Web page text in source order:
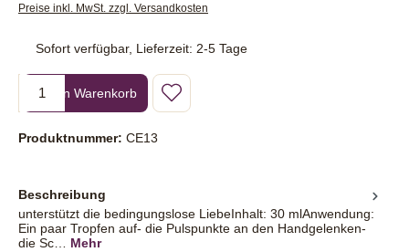
Preise inkl. MwSt. zzgl. Versandkosten
Sofort verfügbar, Lieferzeit: 2-5 Tage
Produkt Anzahl: Gib den gewünschten Wert ein oder benutze die
In den Warenkorb
Produktnummer: CE13
Beschreibung
unterstützt die bedingungslose LiebeInhalt: 30 mlAnwendung:
Ein paar Tropfen auf- die Pulspunkte an den Handgelenken-
die Sc… Mehr